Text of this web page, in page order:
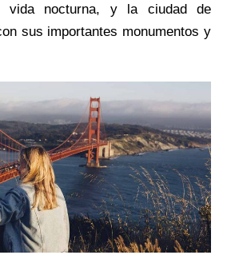
vida nocturna, y la ciudad de
sus importantes monumentos y